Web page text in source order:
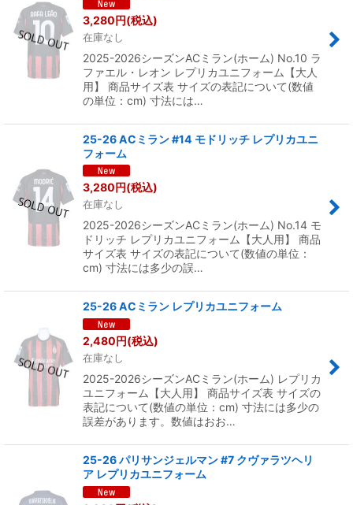
3,280円(税込)
在庫なし
2025-2026シーズンACミラン(ホーム) No.10 ラ
ファエル・レオン レプリカユニフォーム【大人
用】 商品サイズ表 サイズの表記について(数値
の単位：cm) 寸法には…
25-26 ACミラン #14 モドリッチ レプリカユニ
フォーム
3,280円(税込)
在庫なし
2025-2026シーズンACミラン(ホーム) No.14 モ
ドリッチ レプリカユニフォーム【大人用】 商品
サイズ表 サイズの表記について(数値の単位：
cm) 寸法には多少の誤…
25-26 ACミラン レプリカユニフォーム
2,480円(税込)
在庫なし
2025-2026シーズンACミラン(ホーム) レプリカ
ユニフォーム【大人用】 商品サイズ表 サイズの
表記について(数値の単位：cm) 寸法には多少の
誤差があります。数値はおお…
25-26 パリサンジェルマン #7 クヴァラツヘリ
ア レプリカユニフォーム